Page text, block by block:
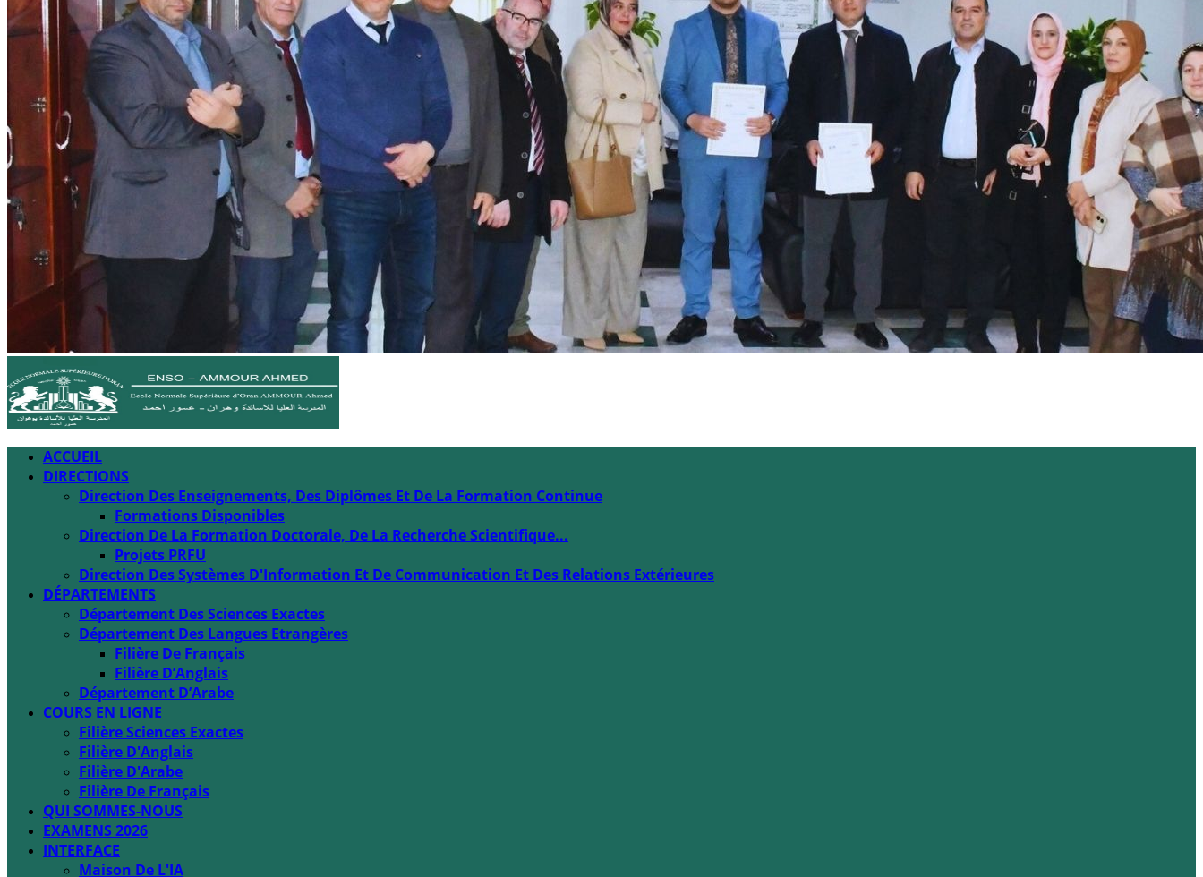
ACCUEIL
DIRECTIONS
Direction Des Enseignements, Des Diplômes Et De La Formation Continue
Formations Disponibles
Direction De La Formation Doctorale, De La Recherche Scientifique...
Projets PRFU
Direction Des Systèmes D'Information Et De Communication Et Des Relations Extérieures
DÉPARTEMENTS
Département Des Sciences Exactes
Département Des Langues Etrangères
Filière De Français
Filière D’Anglais
Département D’Arabe
COURS EN LIGNE
Filière Sciences Exactes
Filière D'Anglais
Filière D'Arabe
Filière De Français
QUI SOMMES-NOUS
EXAMENS 2026
INTERFACE
Maison De L'IA